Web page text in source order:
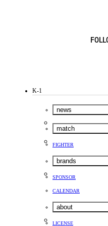
K-1
news
match
FIGHTER
brands
SPONSOR
CALENDAR
about
LICENSE